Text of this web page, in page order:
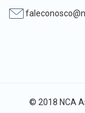
© 2018 NCA